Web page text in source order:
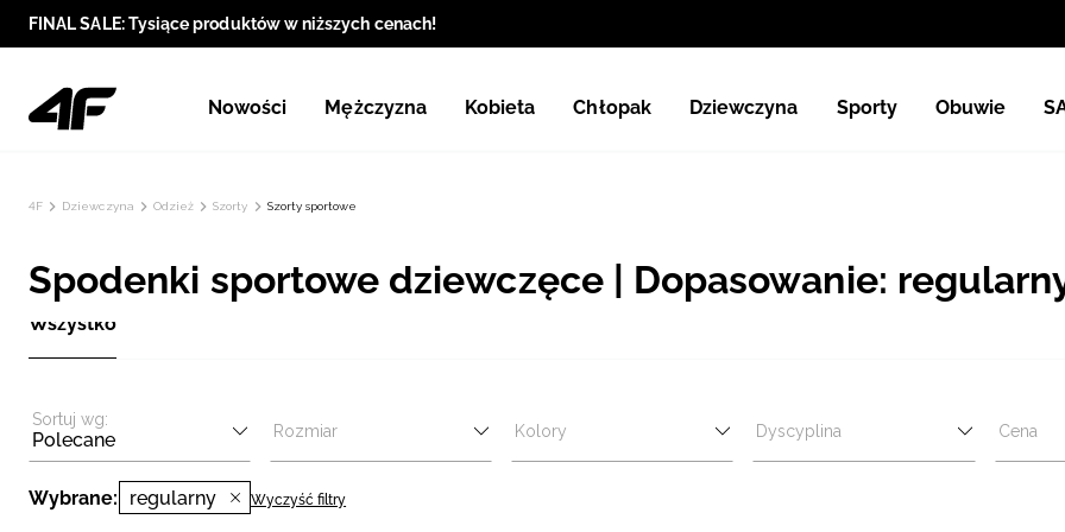
FINAL SALE: Tysiące produktów w niższych cenach!
Nowości Mężczyzna Kobieta Chłopak Dziewczyna Sporty Obuwie
4F Dziewczyna Odzież Szorty Szorty sportowe
Spodenki sportowe dziewczęce | Dopasowanie:
Wszystko
Sortuj wg:
Polecane Rozmiar Kolory Dyscyplina Cena
Wybrane: regularny Wyczyść filtry